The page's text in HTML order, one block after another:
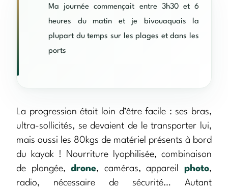
Ma journée commençait entre 3h30 et 6
heures du matin et je bivouaquais la
plupart du temps sur les plages et dans les
ports
La progression était loin d’être facile : ses bras,
ultra-sollicités, se devaient de le transporter lui,
mais aussi les 80kgs de matériel présents à bord
du kayak ! Nourriture lyophilisée, combinaison
de plongée,drone, caméras, appareilphoto,
radio, nécessaire de sécurité… Autant